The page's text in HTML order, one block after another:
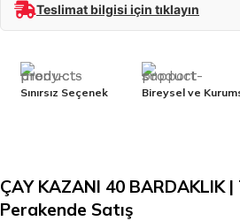
Teslimat bilgisi için tıklayın
Sınırsız Seçenek Bireysel ve
ÇAY KAZANI 40 BARDAKLIK
Perakende Satış